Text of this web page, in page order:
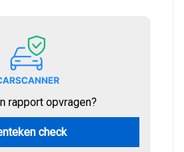
rapport opvragen?
check